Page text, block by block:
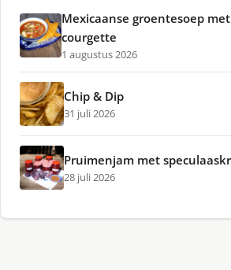
Mexicaanse groentesoep
courgette
1 augustus 2026
Chip & Dip
31 juli 2026
Pruimenjam met
28 juli 2026